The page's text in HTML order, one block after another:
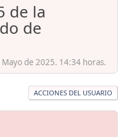
de la
de
de 2025. 14:34 horas.
ACCIONES DEL USUARIO